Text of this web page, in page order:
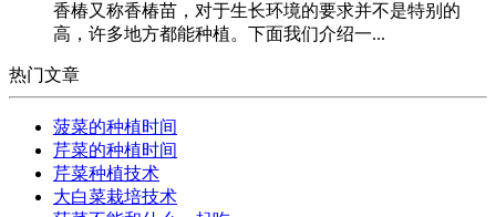
香椿又称香椿苗，对于生长环境的要求并不是特别的
高，许多地方都能种植。下面我们介绍一...
热门文章
菠菜的种植时间
芹菜的种植时间
芹菜种植技术
大白菜栽培技术